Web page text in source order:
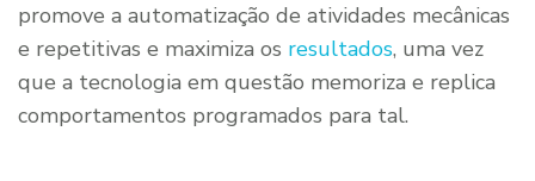
promove a automatização de atividades mecânicas
e repetitivas e maximiza os resultados, uma vez
que a tecnologia em questão memoriza e replica
comportamentos programados para tal.